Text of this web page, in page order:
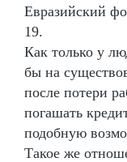
Евразийский
19.
Как только у
бы на
после потери
погашать
подобную
Такое же